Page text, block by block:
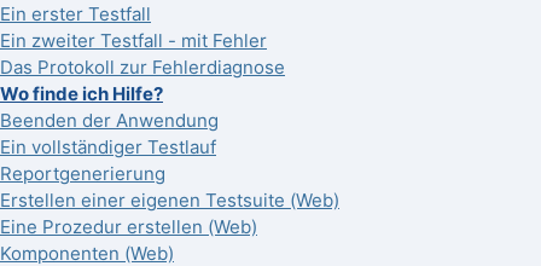
Ein erster Testfall
Ein zweiter Testfall - mit Fehler
Das Protokoll zur Fehlerdiagnose
Wo finde ich Hilfe?
Beenden der Anwendung
Ein vollständiger Testlauf
Reportgenerierung
Erstellen einer eigenen Testsuite (Web)
Eine Prozedur erstellen (Web)
Komponenten (Web)